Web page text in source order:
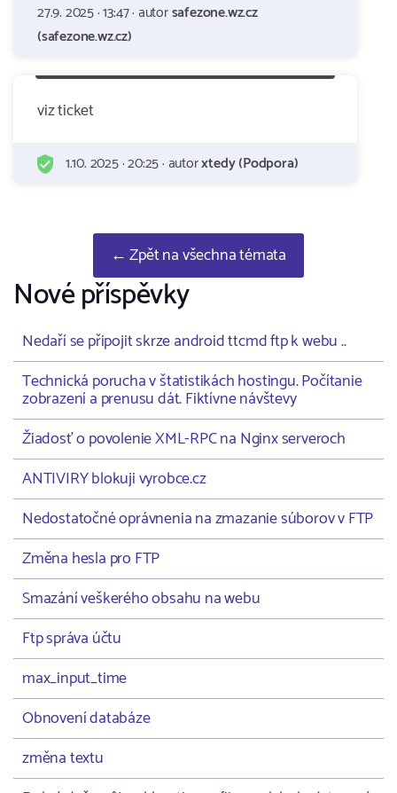
27.9. 2025 · 13:47 · autorsafezone.wz.cz
(safezone.wz.cz)
viz ticket
1.10. 2025 · 20:25 · autorxtedy (Podpora)
← Zpět na všechna témata
Nové příspěvky
Nedaří se připojit skrze android ttcmd ftp k webu ..
Technická porucha v štatistikách hostingu. Počítanie
zobrazení a prenusu dát. Fiktívne návštevy
Žiadosť o povolenie XML-RPC na Nginx serveroch
ANTIVIRY blokuji vyrobce.cz
Nedostatočné oprávnenia na zmazanie súborov v FTP
Změna hesla pro FTP
Smazání veškerého obsahu na webu
Ftp správa účtu
max_input_time
Obnovení databáze
změna textu